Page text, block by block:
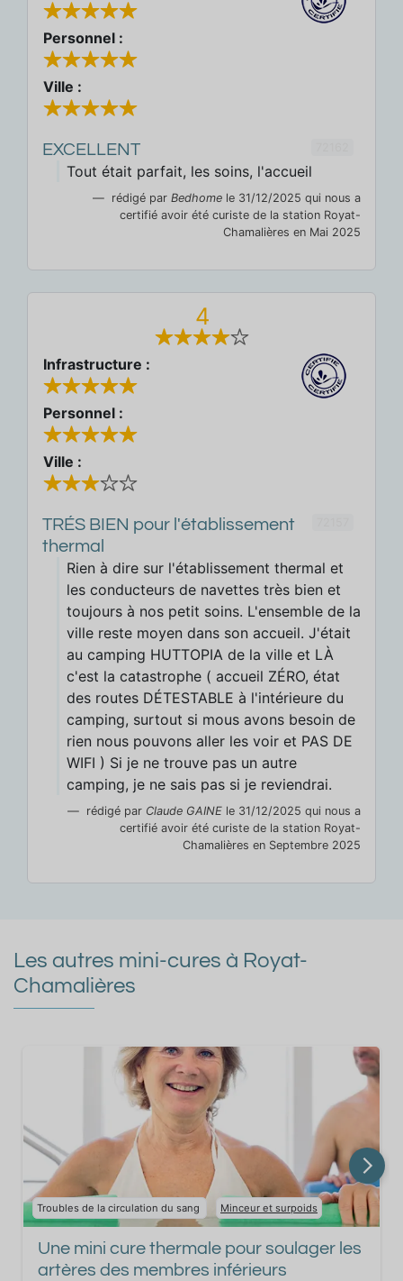
Personnel :
Ville :
EXCELLENT
Tout était parfait, les soins, l'accueil
rédigé par Bedhome le 31/12/2025 qui nous a
certifié avoir été curiste de la station Royat-
Chamalières en Mai 2025
4
Infrastructure :
Personnel :
Ville :
TRÉS BIEN pour l'établissement
thermal
Rien à dire sur l'établissement thermal et
les conducteurs de navettes très bien et
toujours à nos petit soins. L'ensemble de la
ville reste moyen dans son accueil. J'était
au camping HUTTOPIA de la ville et LÀ
c'est la catastrophe ( accueil ZÉRO, état
des routes DÉTESTABLE à l'intérieure du
camping, surtout si mous avons besoin de
rien nous pouvons aller les voir et PAS DE
WIFI ) Si je ne trouve pas un autre
camping, je ne sais pas si je reviendrai.
rédigé par Claude GAINE le 31/12/2025 qui nous a
certifié avoir été curiste de la station Royat-
Chamalières en Septembre 2025
Les autres mini-cures à Royat-
Chamalières
Troubles de la circulation du sang Minceur et surpoids
Une mini cure thermale pour soulager les
artères des membres inférieurs